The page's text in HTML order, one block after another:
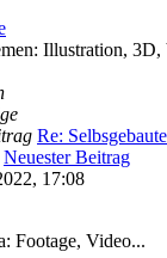
Illustration, 3D,
Re:
Neuester Beitrag
17:08
Footage, Video...